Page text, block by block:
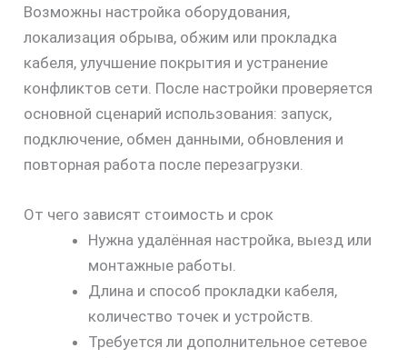
Возможны настройка оборудования,
локализация обрыва, обжим или прокладка
кабеля, улучшение покрытия и устранение
конфликтов сети. После настройки проверяется
основной сценарий использования: запуск,
подключение, обмен данными, обновления и
повторная работа после перезагрузки.
От чего зависят стоимость и срок
Нужна удалённая настройка, выезд или
монтажные работы.
Длина и способ прокладки кабеля,
количество точек и устройств.
Требуется ли дополнительное сетевое